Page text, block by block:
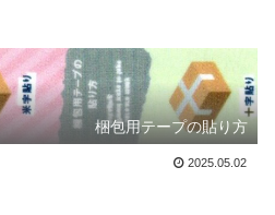
梱包用テープの貼り方
2025.05.02